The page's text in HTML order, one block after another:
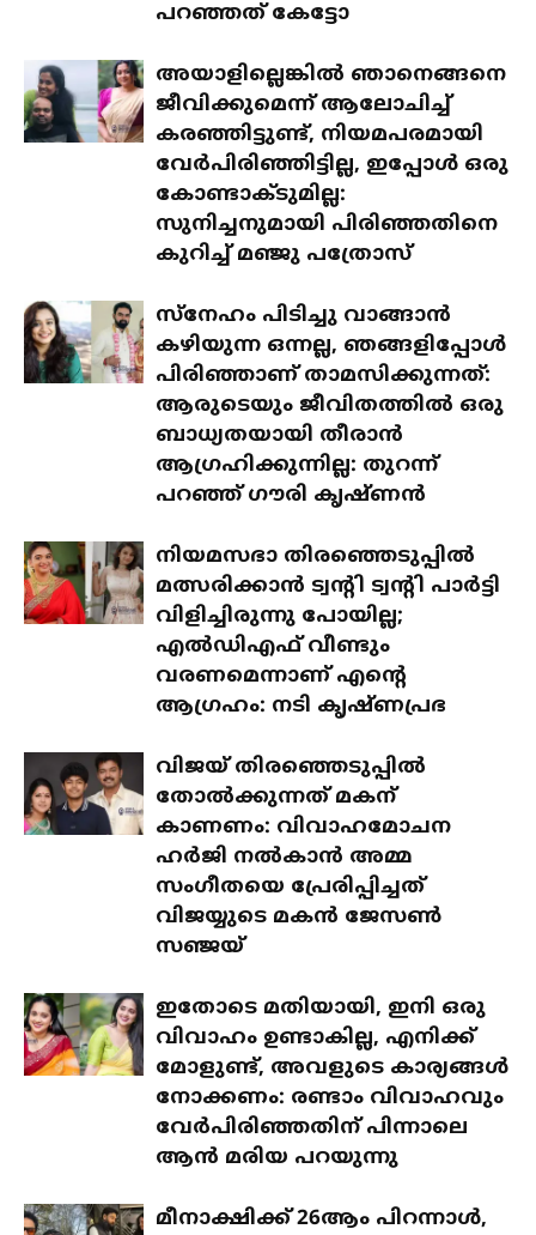
പറഞ്ഞത് കേട്ടോ
അയാളില്ലെങ്കിൽ ഞാനെങ്ങനെ
ജീവിക്കുമെന്ന് ആലോചിച്ച്
കരഞ്ഞിട്ടുണ്ട്, നിയമപരമായി
വേർപിരിഞ്ഞിട്ടില്ല, ഇപ്പോൾ ഒരു
കോണ്ടാക്ടുമില്ല:
സുനിച്ചനുമായി പിരിഞ്ഞതിനെ
കുറിച്ച് മഞ്ജു പത്രോസ്
സ്‌നേഹം പിടിച്ചു വാങ്ങാൻ
കഴിയുന്ന ഒന്നല്ല, ഞങ്ങളിപ്പോൾ
പിരിഞ്ഞാണ് താമസിക്കുന്നത്:
ആരുടെയും ജീവിതത്തിൽ ഒരു
ബാധ്യതയായി തീരാൻ
ആഗ്രഹിക്കുന്നില്ല: തുറന്ന്
പറഞ്ഞ് ഗൗരി കൃഷ്ണൻ
നിയമസഭാ തിരഞ്ഞെടുപ്പിൽ
മത്സരിക്കാൻ ട്വന്റി ട്വന്റി പാർട്ടി
വിളിച്ചിരുന്നു പോയില്ല;
എൽഡിഎഫ് വീണ്ടും
വരണമെന്നാണ് എന്റെ
ആഗ്രഹം: നടി കൃഷ്ണപ്രഭ
വിജയ് തിരഞ്ഞെടുപ്പിൽ
തോൽക്കുന്നത് മകന്
കാണണം: വിവാഹമോചന
ഹർജി നൽകാൻ അമ്മ
സംഗീതയെ പ്രേരിപ്പിച്ചത്
വിജയ്യുടെ മകൻ ജേസൺ
സഞ്ജയ്
ഇതോടെ മതിയായി, ഇനി ഒരു
വിവാഹം ഉണ്ടാകില്ല, എനിക്ക്
മോളുണ്ട്, അവളുടെ കാര്യങ്ങൾ
നോക്കണം: രണ്ടാം വിവാഹവും
വേർപിരിഞ്ഞതിന് പിന്നാലെ
ആൻ മരിയ പറയുന്നു
മീനാക്ഷിക്ക് 26ആം പിറന്നാൾ,